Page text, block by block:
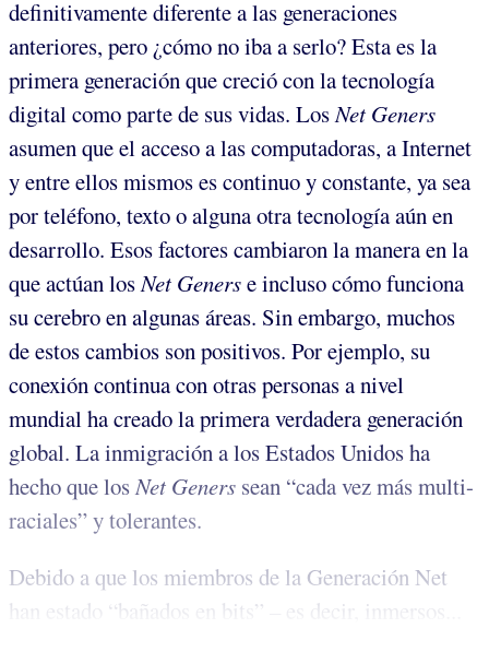
definitivamente diferente a las generaciones
anteriores, pero ¿cómo no iba a serlo? Esta es la
primera generación que creció con la tecnología
digital como parte de sus vidas. LosNet Geners
asumen que el acceso a las computadoras, a Internet
y entre ellos mismos es continuo y constante, ya sea
por teléfono, texto o alguna otra tecnología aún en
desarrollo. Esos factores cambiaron la manera en la
que actúan losNet Generse incluso cómo funciona
su cerebro en algunas áreas. Sin embargo, muchos
de estos cambios son positivos. Por ejemplo, su
conexión continua con otras personas a nivel
mundial ha creado la primera verdadera generación
global. La inmigración a los Estados Unidos ha
hecho que losNet Geners sean “cada vez más multi-
raciales” y tolerantes.
Debido a que los miembros de la Generación Net
han estado “bañados en bits” – es decir, inmersos...